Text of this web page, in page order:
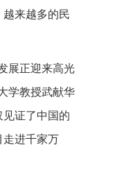
来越多的民
展正迎来高光
学教授武献华
证了中国的
走进千家万